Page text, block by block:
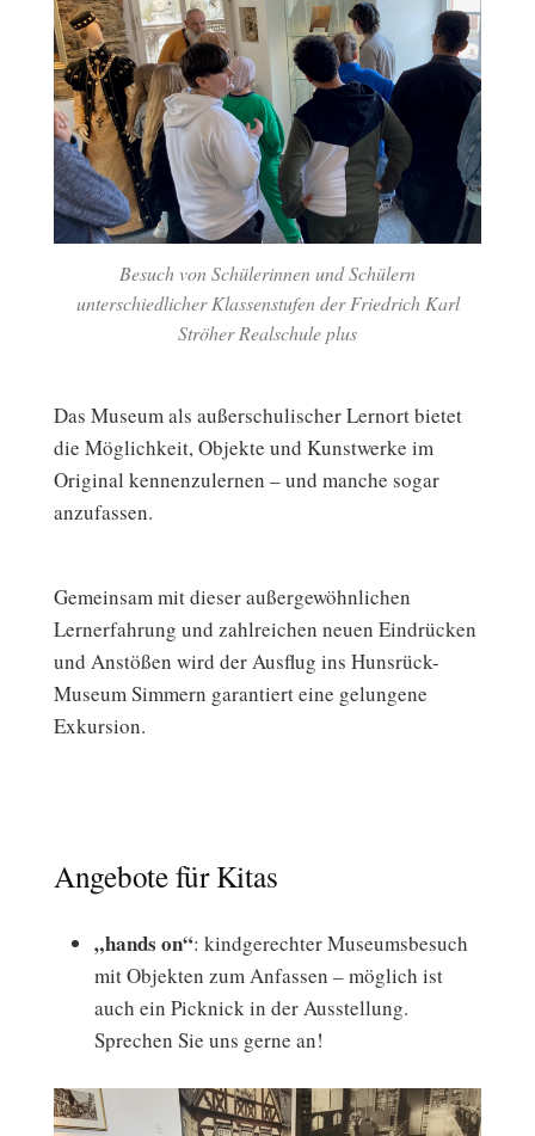
Besuch von Schülerinnen und Schülern
unterschiedlicher Klassenstufen der Friedrich Karl
Ströher Realschule plus
Das Museum als außerschulischer Lernort bietet
die Möglichkeit, Objekte und Kunstwerke im
Original kennenzulernen – und manche sogar
anzufassen.
Gemeinsam mit dieser außergewöhnlichen
Lernerfahrung und zahlreichen neuen Eindrücken
und Anstößen wird der Ausflug ins Hunsrück-
Museum Simmern garantiert eine gelungene
Exkursion.
Angebote für Kitas
„hands on“: kindgerechter Museumsbesuch
mit Objekten zum Anfassen – möglich ist
auch ein Picknick in der Ausstellung.
Sprechen Sie uns gerne an!